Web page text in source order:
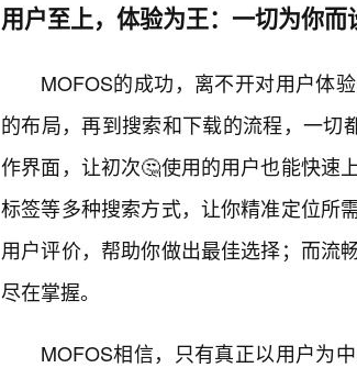
用户至上，体验为王：一切为你而
MOFOS的成功，离不开对用户体
的布局，再到搜索和下载的流程，一切
作界面，让初次🤔使用的用户也能快速
标签等多种搜索方式，让你精准定位所
用户评价，帮助你做出最佳选择；而流
尽在掌握。
MOFOS相信，只有真正以用户为